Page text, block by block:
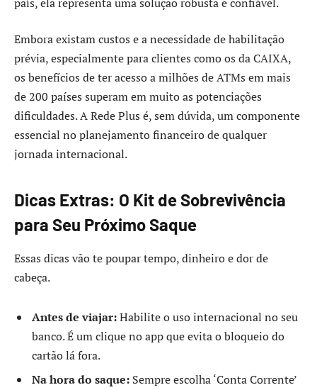
Embora existam custos e a necessidade de habilitação
prévia, especialmente para clientes como os da CAIXA,
os benefícios de ter acesso a milhões de ATMs em mais
de 200 países superam em muito as potenciações
dificuldades. A Rede Plus é, sem dúvida, um componente
essencial no planejamento financeiro de qualquer
jornada internacional.
Dicas Extras: O Kit de Sobrevivência
para Seu Próximo Saque
Essas dicas vão te poupar tempo, dinheiro e dor de
cabeça.
Antes de viajar:Habilite o uso internacional no seu
banco. É um clique no app que evita o bloqueio do
cartão lá fora.
Na hora do saque: Sempre escolha ‘Conta Corrente’